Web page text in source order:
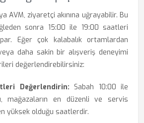
AVM, ziyaretçi akınına uğrayabilir. Bu
sonra 15:00 ile 19:00 saatleri
Eğer çok kalabalık ortamlardan
daha sakin bir alışveriş deneyimi
değerlendirebilirsiniz:
Değerlendirin: Sabah 10:00 ile
mağazaların en düzenli ve servis
yüksek olduğu saatlerdir.